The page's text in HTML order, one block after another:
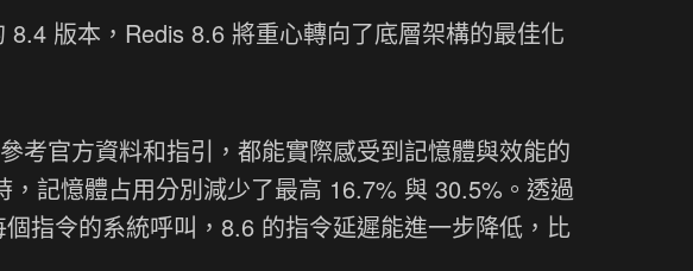
版本，Redis 8.6 將重心轉向了底層架構的最佳化
考官方資料和指引，都能實際感受到記憶體與效能的
記憶體占用分別減少了最高 16.7% 與 30.5%。透過
指令的系統呼叫，8.6 的指令延遲能進一步降低，比